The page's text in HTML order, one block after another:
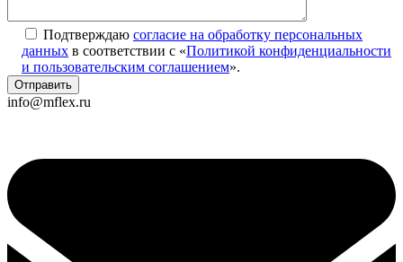
Подтверждаю согласие на обработку персональных
данных в соответствии с «Политикой конфиденциальности
и пользовательским соглашением».
info@mflex.ru